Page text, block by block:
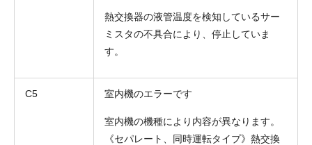
熱交換器の液管温度を検知しているサー
ミスタの不具合により、停止していま
す。
C5 室内機のエラーです
室内機の機種により内容が異なります。
《セパレート、同時運転タイプ》熱交換
機器お見積り依頼
ご相談
メッセージ